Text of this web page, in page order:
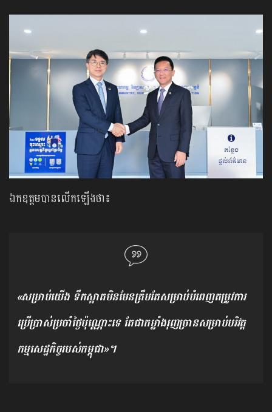
ឯកឧត្តមបាន​លើកឡើងថា​៖
«សម្រាប់យើង ​ទឹកស្អាតមិនមែនត្រឹមតែសម្រាប់បំពេញ​តម្រូវ​ការ​
ប្រើប្រាស់ប្រចាំថ្ងៃប៉ុណ្ណោះទេ តែ​ជា​កម្លាំងរុញច្រានសម្រាប់​បរិវត្ត
កម្ម​សេដ្ឋកិច្ច​របស់​កម្ពុជា»។